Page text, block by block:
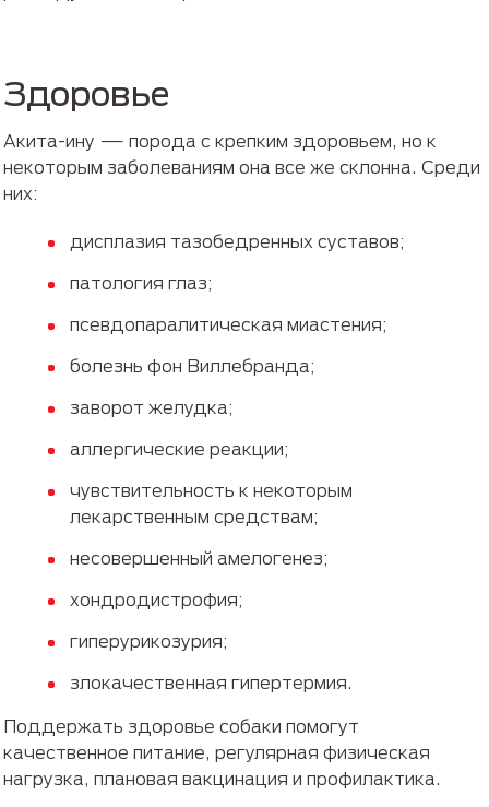
Здоровье
Акита-ину — порода с крепким здоровьем, но к
некоторым заболеваниям она все же склонна. Среди
них:
дисплазия тазобедренных суставов;
патология глаз;
псевдопаралитическая миастения;
болезнь фон Виллебранда;
заворот желудка;
аллергические реакции;
чувствительность к некоторым
лекарственным средствам;
несовершенный амелогенез;
хондродистрофия;
гиперурикозурия;
злокачественная гипертермия.
Поддержать здоровье собаки помогут
качественное питание, регулярная физическая
нагрузка, плановая вакцинация и профилактика.